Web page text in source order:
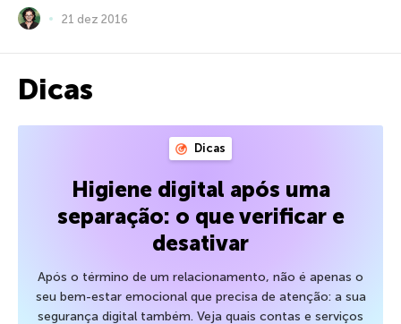
21 dez 2016
Dicas
Dicas
Higiene digital após uma
separação: o que verificar e
desativar
Após o término de um relacionamento, não é apenas o
seu bem-estar emocional que precisa de atenção: a sua
segurança digital também. Veja quais contas e serviços